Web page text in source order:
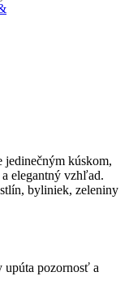
kúskom,
elegantný vzhľad.
byliniek, zeleniny
upúta pozornosť a